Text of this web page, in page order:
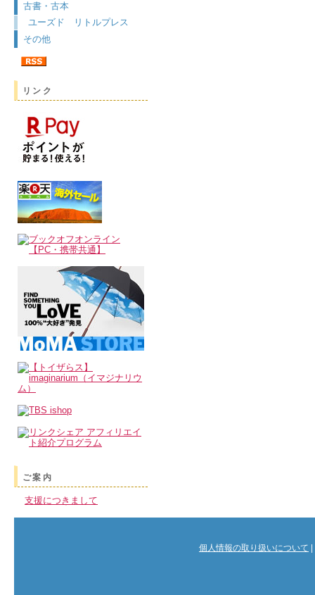
古書・古本
ユーズド リトルプレス
その他
リンク
ご案内
支援につきまして
個人情報の取り扱いについて